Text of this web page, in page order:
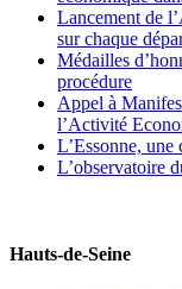
Lancement de
sur chaque
Médailles
procédure
Appel à
l’Activité
L’Essonne, une
L’observatoire
Hauts-de-Seine